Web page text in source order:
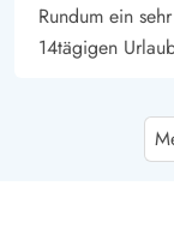
Rundum ein
14tägigen
Deutschland